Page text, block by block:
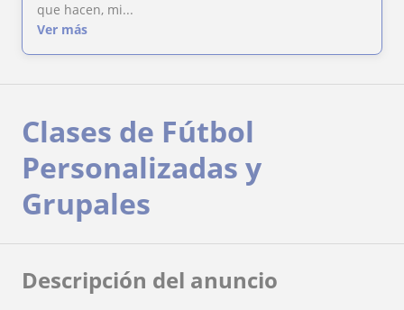
que hacen, mi...
Ver más
Clases de Fútbol
Personalizadas y
Grupales
Descripción del anuncio